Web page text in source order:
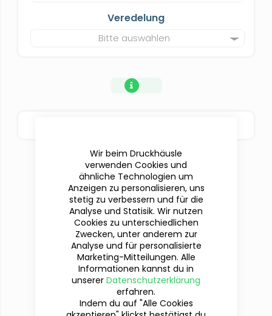
Veredelung
Bitte auswählen
Du hast Fragen?
Wir sind für dich da!
Wir beim Druckhäusle
verwenden Cookies und
ähnliche Technologien um
Anzeigen zu personalisieren, uns
stetig zu verbessern und für die
Analyse und Statisik. Wir nutzen
Cookies zu unterschiedlichen
Zwecken, unter anderem zur
Analyse und für personalisierte
Marketing-Mitteilungen. Alle
Informationen kannst du in
unserer Datenschutzerklärung
erfahren.
Indem du auf "Alle Cookies